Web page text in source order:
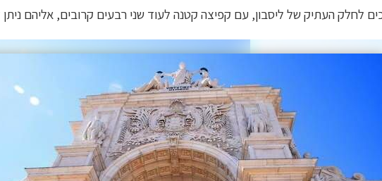
לחלק העתיק של ליסבון, עם קפיצה קטנה לעוד שני רבעים קרובים, אליהם ניתן